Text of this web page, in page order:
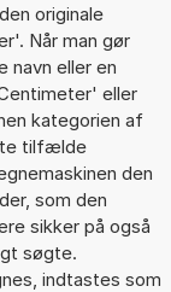
originale
Når man gør
navn eller en
eller
kategorien af
tilfælde
den
som den
sikker på også
søgte.
indtastes som